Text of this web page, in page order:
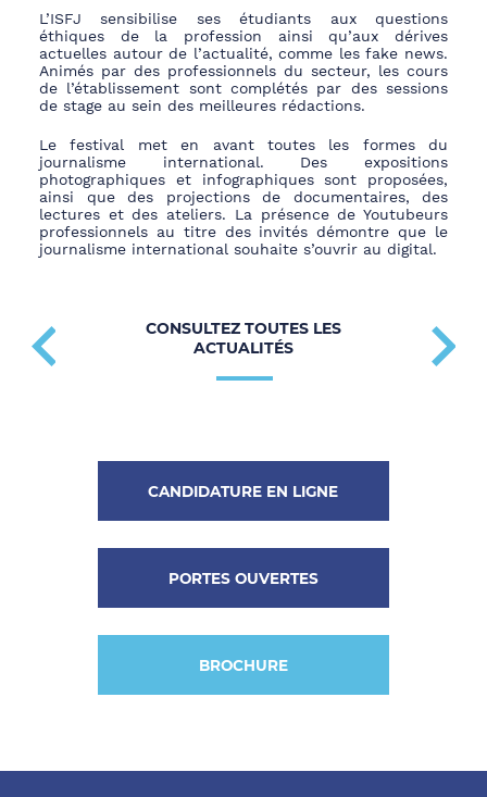
L’ISFJ sensibilise ses étudiants aux questions
éthiques de la profession ainsi qu’aux dérives
actuelles autour de l’actualité, comme les fake news.
Animés par des professionnels du secteur, les cours
de l’établissement sont complétés par des sessions
de stage au sein des meilleures rédactions.
Le festival met en avant toutes les formes du
journalisme international. Des expositions
photographiques et infographiques sont proposées,
ainsi que des projections de documentaires, des
lectures et des ateliers. La présence de Youtubeurs
professionnels au titre des invités démontre que le
journalisme international souhaite s’ouvrir au digital.
CONSULTEZ TOUTES LES
ACTUALITÉS
CANDIDATURE EN LIGNE
PORTES OUVERTES
BROCHURE